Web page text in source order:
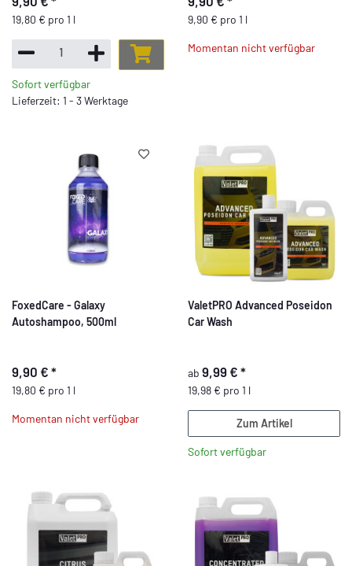
19,80 € pro 1 l
Sofort verfügbar
Lieferzeit: 1 - 3 Werktage
9,90 € pro 1 l
Momentan nicht verfügbar
FoxedCare - Galaxy
Autoshampoo, 500ml
9,90 € *
19,80 € pro 1 l
Momentan nicht verfügbar
ValetPRO Advanced Poseidon
Car Wash
ab 9,99 € *
19,98 € pro 1 l
Zum Artikel
Sofort verfügbar